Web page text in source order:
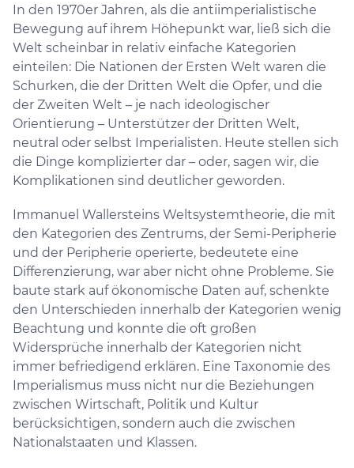
In den 1970er Jahren, als die antiimperialistische
Bewegung auf ihrem Höhepunkt war, ließ sich die
Welt scheinbar in relativ einfache Kategorien
einteilen: Die Nationen der Ersten Welt waren die
Schurken, die der Dritten Welt die Opfer, und die
der Zweiten Welt – je nach ideologischer
Orientierung – Unterstützer der Dritten Welt,
neutral oder selbst Imperialisten. Heute stellen sich
die Dinge komplizierter dar – oder, sagen wir, die
Komplikationen sind deutlicher geworden.
Immanuel Wallersteins Weltsystemtheorie, die mit
den Kategorien des Zentrums, der Semi-Peripherie
und der Peripherie operierte, bedeutete eine
Differenzierung, war aber nicht ohne Probleme. Sie
baute stark auf ökonomische Daten auf, schenkte
den Unterschieden innerhalb der Kategorien wenig
Beachtung und konnte die oft großen
Widersprüche innerhalb der Kategorien nicht
immer befriedigend erklären. Eine Taxonomie des
Imperialismus muss nicht nur die Beziehungen
zwischen Wirtschaft, Politik und Kultur
berücksichtigen, sondern auch die zwischen
Nationalstaaten und Klassen.